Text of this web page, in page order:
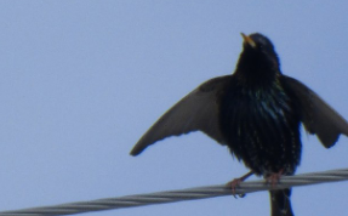
Башкортостан в 2026 году